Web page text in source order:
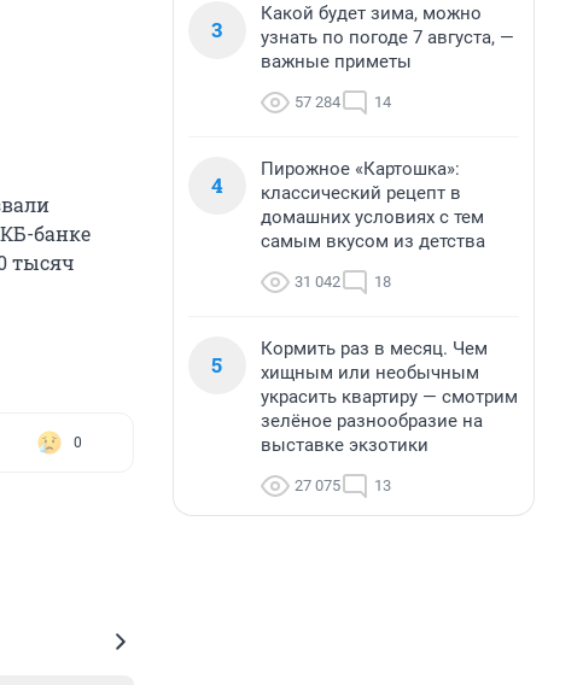
банке
тысяч
0
3
Какой будет зима, можно
узнать по погоде 7 августа, —
важные приметы
57 284 14
4
Пирожное «Картошка»:
классический рецепт в
домашних условиях с тем
самым вкусом из детства
31 042 18
5
Кормить раз в месяц. Чем
хищным или необычным
украсить квартиру — смотрим
зелёное разнообразие на
выставке экзотики
27 075 13